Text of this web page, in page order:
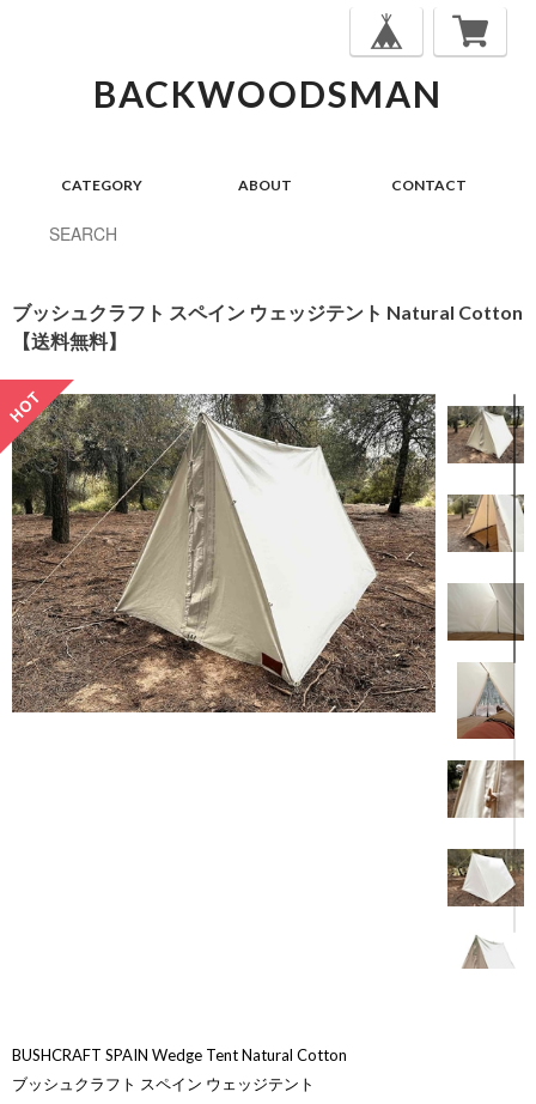
BACKWOODSMAN
CATEGORY ABOUT CONTACT
ブッシュクラフト スペイン ウェッジテント Natural Cotton
【送料無料】
BUSHCRAFT SPAIN Wedge Tent Natural Cotton
ブッシュクラフト スペイン ウェッジテント